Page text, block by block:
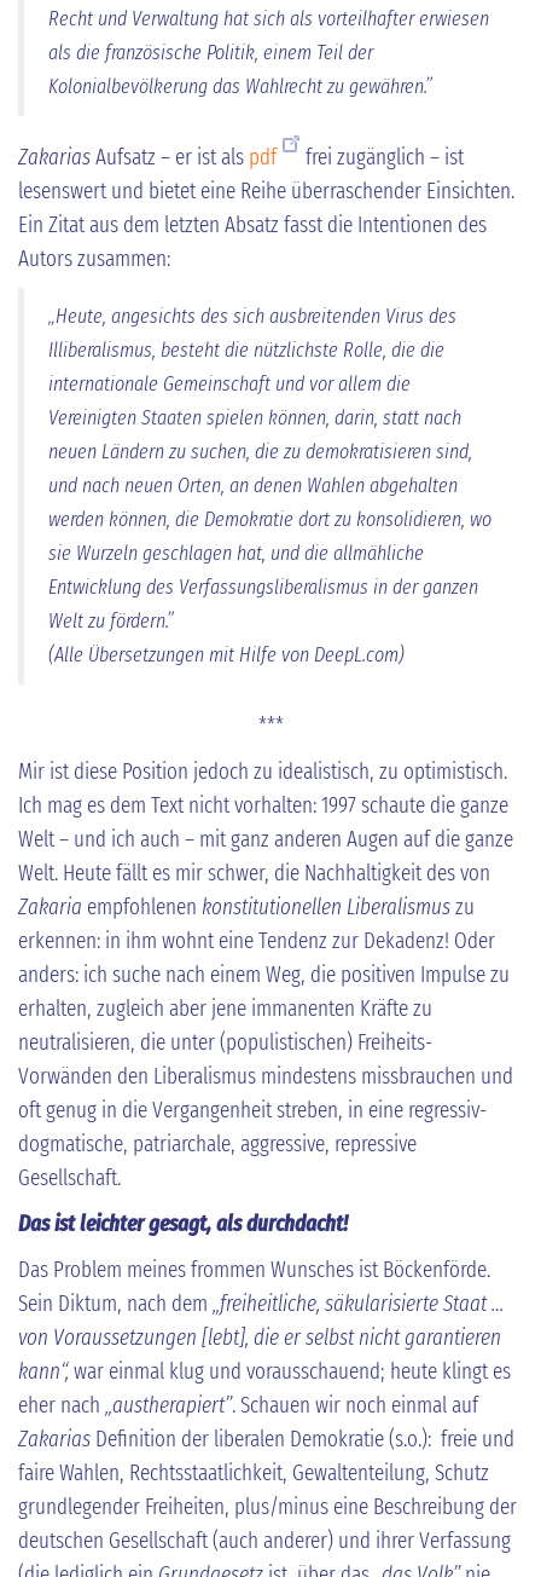
Recht und Verwaltung hat sich als vorteilhafter erwiesen
als die französische Politik, einem Teil der
Kolonialbevölkerung das Wahlrecht zu gewähren.”
ZakariasAufsatz – er ist als pdf
frei zugänglich – ist
lesenswert und bietet eine Reihe überraschender Einsichten.
Ein Zitat aus dem letzten Absatz fasst die Intentionen des
Autors zusammen:
„Heute, angesichts des sich ausbreitenden Virus des
Illiberalismus, besteht die nützlichste Rolle, die die
internationale Gemeinschaft und vor allem die
Vereinigten Staaten spielen können, darin, statt nach
neuen Ländern zu suchen, die zu demokratisieren sind,
und nach neuen Orten, an denen Wahlen abgehalten
werden können, die Demokratie dort zu konsolidieren, wo
sie Wurzeln geschlagen hat, und die allmähliche
Entwicklung des Verfassungsliberalismus in der ganzen
Welt zu fördern.”
(Alle Übersetzungen mit Hilfe von DeepL.com)
***
Mir ist diese Position jedoch zu idealistisch, zu optimistisch.
Ich mag es dem Text nicht vorhalten: 1997 schaute die ganze
Welt – und ich auch – mit ganz anderen Augen auf die ganze
Welt. Heute fällt es mir schwer, die Nachhaltigkeit des von
Zakaria empfohlenen konstitutionellen Liberalismuszu
erkennen: in ihm wohnt eine Tendenz zur Dekadenz! Oder
anders: ich suche nach einem Weg, die positiven Impulse zu
erhalten, zugleich aber jene immanenten Kräfte zu
neutralisieren, die unter (populistischen) Freiheits-
Vorwänden den Liberalismus mindestens missbrauchen und
oft genug in die Vergangenheit streben, in eine regressiv-
dogmatische, patriarchale, aggressive, repressive
Gesellschaft.
Das ist leichter gesagt, als durchdacht!
Das Problem meines frommen Wunsches ist Böckenförde.
Sein Diktum, nach dem „freiheitliche, säkularisierte Staat …
von Voraussetzungen [lebt], die er selbst nicht garantieren
kann“,war einmal klug und vorausschauend; heute klingt es
eher nach „austherapiert”. Schauen wir noch einmal auf
Zakarias Definition der liberalen Demokratie (s.o.): freie und
faire Wahlen, Rechtsstaatlichkeit, Gewaltenteilung, Schutz
grundlegender Freiheiten, plus/minus eine Beschreibung der
deutschen Gesellschaft (auch anderer) und ihrer Verfassung